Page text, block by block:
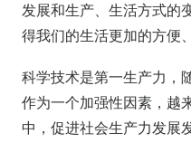
发展和生产、生活方式的
得我们的生活更加的方便
科学技术是第一生产力，
作为一个加强性因素，越
中，促进社会生产力发展